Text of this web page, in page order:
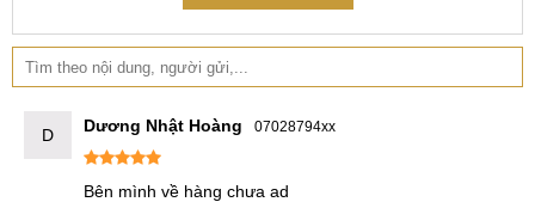
Tính năng quay phim đêm cực đỉnh
kính 16MP kết hợp với thuật toán siêu sáng giúp làm nổi bật
vẻ đẹp cả bạn ngay cả khi chụp ảnh đêm, thiếu sáng.
D Dương Nhật Hoàng 07028794xx
Bên mình về hàng chưa ad